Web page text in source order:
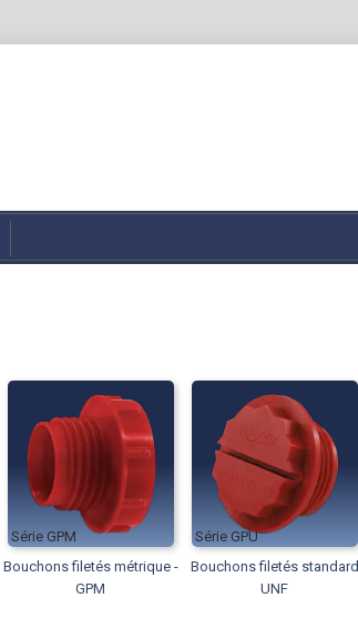
GPM
Bouchons filetés métrique -
GPM
GPU
Bouchons filetés standard
UNF